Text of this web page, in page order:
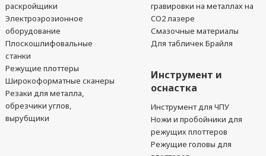
раскройщики
Электроэрозионное
оборудование
Плоскошлифовальные
станки
Режущие плоттеры
Широкоформатные сканеры
Резаки для металла,
обрезчики углов,
вырубщики
гравировки на металлах на
CO2 лазере
Смазочные материалы
Для табличек Брайля
Инструмент и
оснастка
Инструмент для ЧПУ
Ножи и пробойники для
режущих плоттеров
Режущие головы для